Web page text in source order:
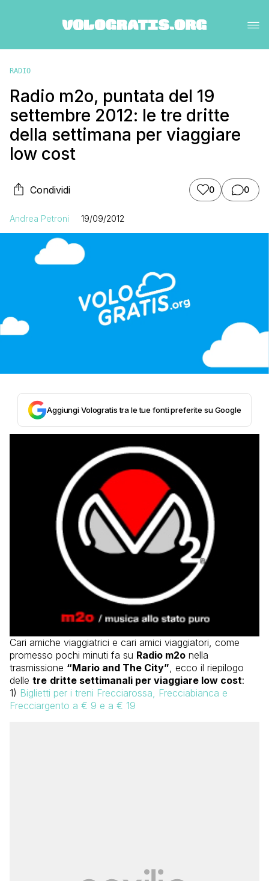
RADIO
Radio m2o, puntata del 19
settembre 2012: le tre dritte
della settimana per viaggiare
low cost
Condividi 0 0
Andrea Petroni 19/09/2012
Aggiungi Vologratis tra le tue fonti preferite su Google
Cari amiche viaggiatrici e cari amici viaggiatori, come
promesso pochi minuti fa su Radio m2o nella
trasmissione “Mario and The City” , ecco il riepilogo
delle tre dritte settimanali per viaggiare low cost:
1) Biglietti per i treni Frecciarossa, Frecciabianca e
Frecciargento a € 9 e a € 19